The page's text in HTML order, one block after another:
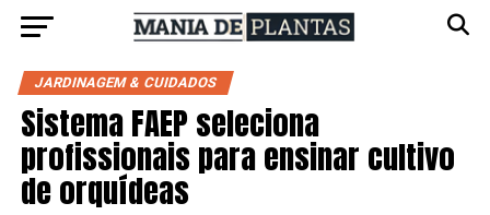
JARDINAGEM & CUIDADOS
Sistema FAEP seleciona
profissionais para ensinar cultivo
de orquídeas